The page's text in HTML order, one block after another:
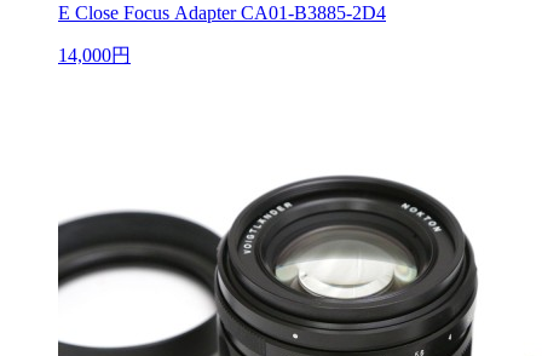
E Close Focus Adapter CA01-B3885-2D4
14,000円